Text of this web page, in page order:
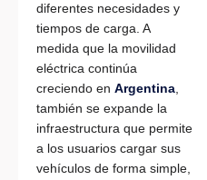
diferentes necesidades y
tiempos de carga. A
medida que la movilidad
eléctrica continúa
creciendo en Argentina
también se expande la
infraestructura que permite
a los usuarios cargar sus
vehículos de forma simple,